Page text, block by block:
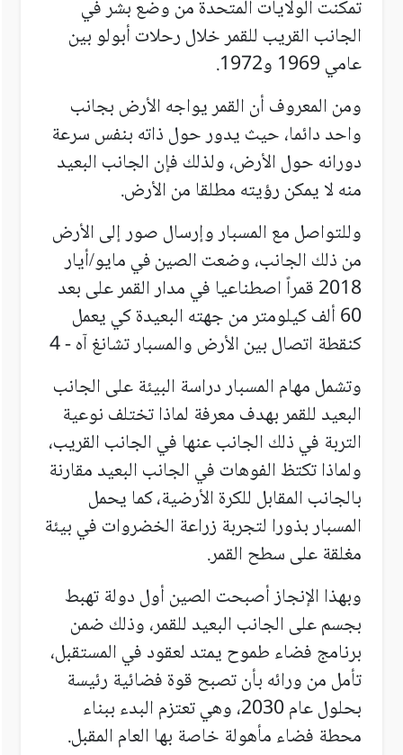
تمكنت الولايات المتحدة من وضع بشر في
الجانب القريب للقمر خلال رحلات أبولو بين
عامي 1969 و1972.
ومن المعروف أن القمر يواجه الأرض بجانب
واحد دائما، حيث يدور حول ذاته بنفس سرعة
دورانه حول الأرض، ولذلك فإن الجانب البعيد
منه لا يمكن رؤيته مطلقا من الأرض.
وللتواصل مع المسبار وإرسال صور إلى الأرض
من ذلك الجانب، وضعت الصينفي مايو/أيار
2018 قمراً اصطناعيا في مدار القمر على بعد
60 ألف كيلومتر من جهته البعيدة كي يعمل
كنقطة اتصال بين الأرض والمسبار تشانغ آه - 4
وتشمل مهام المسبار دراسة البيئة على الجانب
البعيد للقمر بهدف معرفة لماذا تختلف نوعية
التربة في ذلك الجانب عنها في الجانب القريب،
ولماذا تكتظ الفوهات في الجانب البعيد مقارنة
بالجانب المقابل للكرة الأرضية،كما يحمل
المسبار بذورا لتجربة زراعة الخضروات في بيئة
مغلقة على سطح القمر.
وبهذا الإنجاز أصبحت الصين أول دولة تهبط
بجسم على الجانب البعيد للقمر، وذلك ضمن
برنامج فضاء طموح يمتد لعقود في المستقبل،
تأمل من ورائه بأن تصبح قوة فضائية رئيسة
بحلول عام 2030، وهي تعتزم البدء ببناء
محطة فضاء مأهولة خاصة بها العام المقبل.